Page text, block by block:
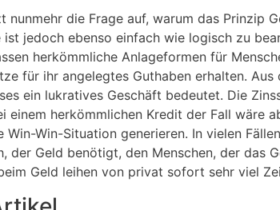
nunmehr die Frage auf, warum das Prinzip
ist jedoch ebenso einfach wie logisch zu
herkömmliche Anlageformen für
für ihr angelegtes Guthaben erhalten.
ein lukratives Geschäft bedeutet. Die
einem herkömmlichen Kredit der Fall wäre
Win-Win-Situation generieren. In vielen
der Geld benötigt, den Menschen, der das
Geld leihen von privat sofort sehr viel